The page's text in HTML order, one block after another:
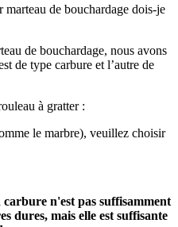
de bouchardage dois-je
de bouchardage, nous avons
de type carbure et l’autre de
à gratter :
le marbre), veuillez choisir
n'est pas suffisamment
dures, mais elle est suffisante